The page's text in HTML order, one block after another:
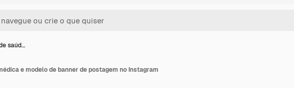
saúd…
e modelo de banner de postagem no Instagram